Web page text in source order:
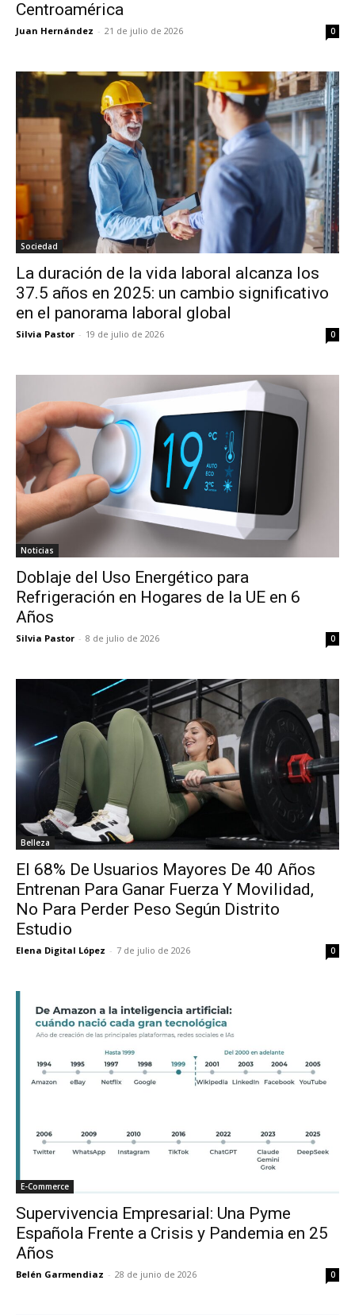
Centroamérica
Juan Hernández - 21 de julio de 2026 0
Sociedad
La duración de la vida laboral alcanza los
37.5 años en 2025: un cambio significativo
en el panorama laboral global
Silvia Pastor - 19 de julio de 2026 0
Noticias
Doblaje del Uso Energético para
Refrigeración en Hogares de la UE en 6
Años
Silvia Pastor - 8 de julio de 2026 0
Belleza
El 68% De Usuarios Mayores De 40 Años
Entrenan Para Ganar Fuerza Y Movilidad,
No Para Perder Peso Según Distrito
Estudio
Elena Digital López - 7 de julio de 2026 0
E-Commerce
Supervivencia Empresarial: Una Pyme
Española Frente a Crisis y Pandemia en 25
Años
Belén Garmendiaz - 28 de junio de 2026 0